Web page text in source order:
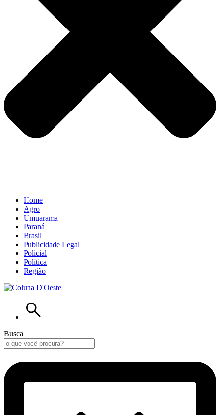
Home
Agro
Umuarama
Paraná
Brasil
Publicidade Legal
Policial
Política
Região
Busca